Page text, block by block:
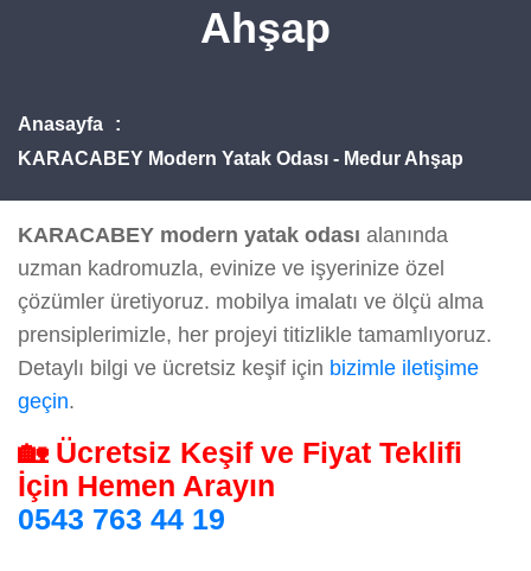
Ahşap
Anasayfa
KARACABEY Modern Yatak Odası - Medur Ahşap
KARACABEY modern yatak odası alanında
uzman kadromuzla, evinize ve işyerinize özel
çözümler üretiyoruz. mobilya imalatı ve ölçü alma
prensiplerimizle, her projeyi titizlikle tamamlıyoruz.
Detaylı bilgi ve ücretsiz keşif için bizimle iletişime
geçin.
🏡 Ücretsiz Keşif ve Fiyat Teklifi
İçin Hemen Arayın
0543 763 44 19